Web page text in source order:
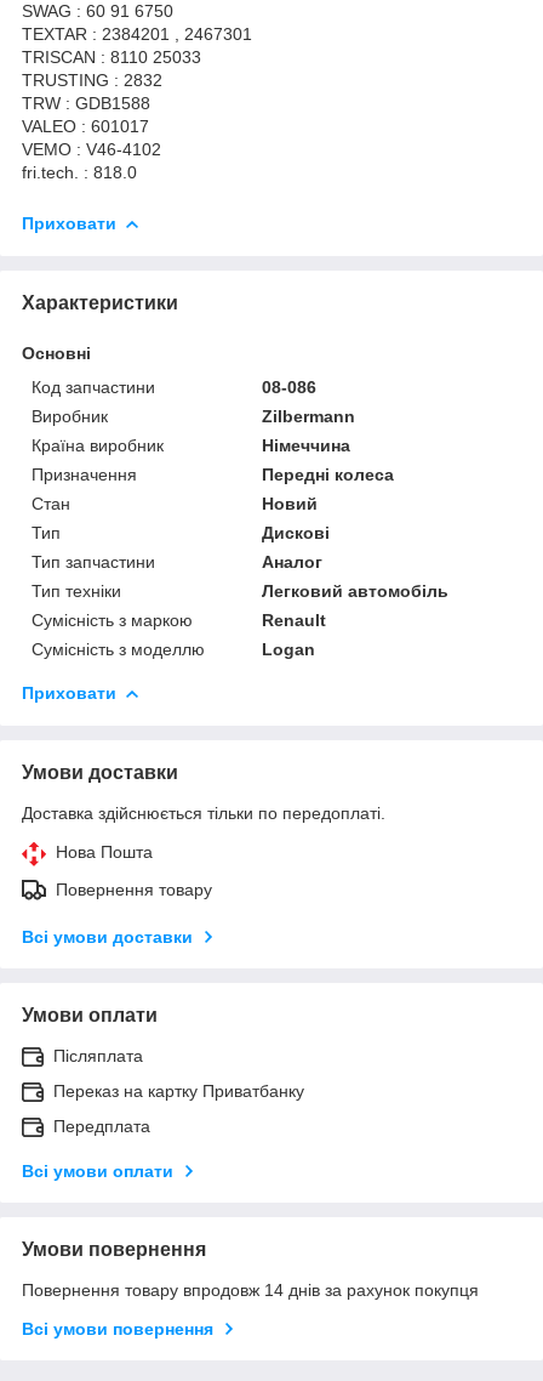
SWAG : 60 91 6750
TEXTAR : 2384201 , 2467301
TRISCAN : 8110 25033
TRUSTING : 2832
TRW : GDB1588
VALEO : 601017
VEMO : V46-4102
fri.tech. : 818.0
Приховати
Характеристики
Основні
Код запчастини
08-086
Виробник
Zilbermann
Країна виробник
Німеччина
Призначення
Передні колеса
Стан
Новий
Тип
Дискові
Тип запчастини
Аналог
Тип техніки
Легковий автомобіль
Сумісність з маркою
Renault
Сумісність з моделлю
Logan
Приховати
Умови доставки
Доставка здійснюється тільки по передоплаті.
Нова Пошта
Повернення товару
Всі умови доставки
Умови оплати
Післяплата
Переказ на картку Приватбанку
Передплата
Всі умови оплати
Умови повернення
Повернення товару впродовж 14 днів за рахунок покупця
Всі умови повернення